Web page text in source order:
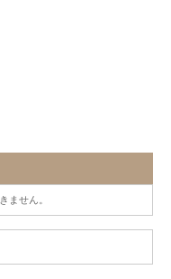
ません。